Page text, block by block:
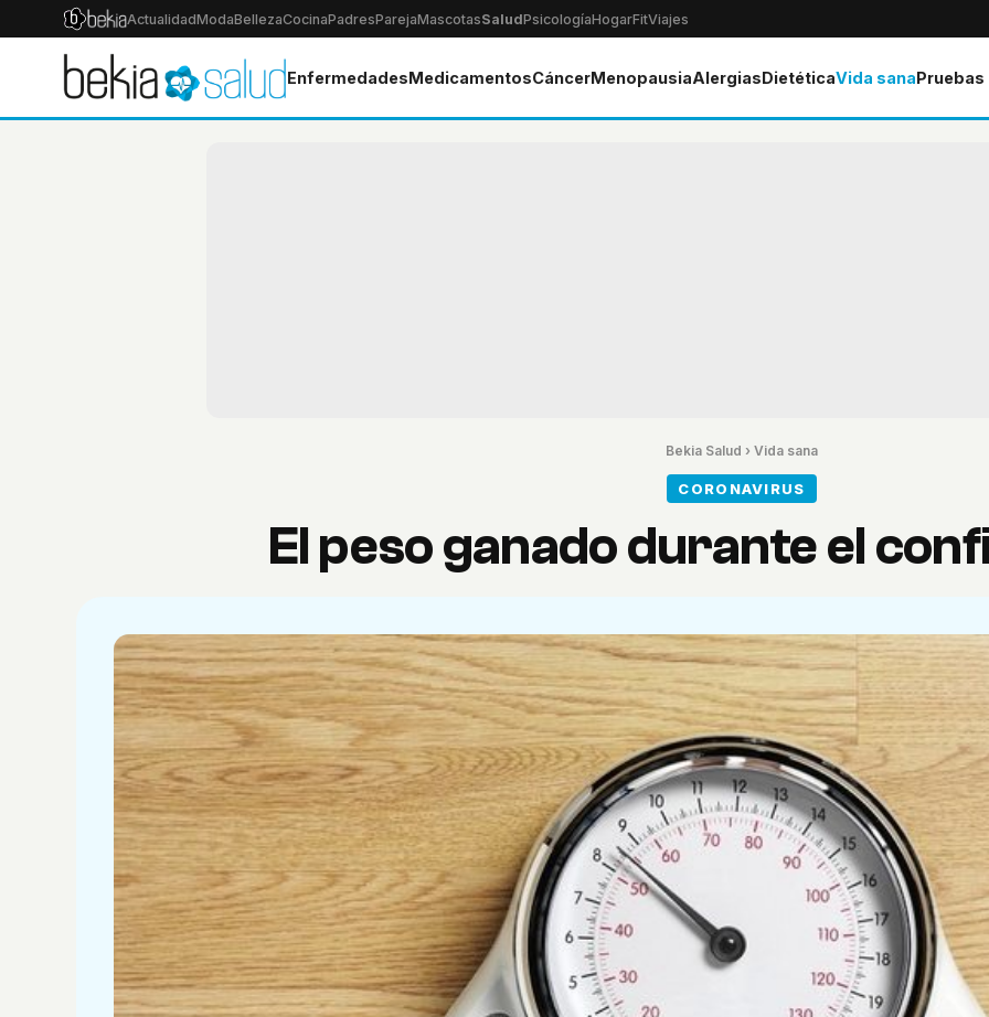
ActualidadModaBellezaCocinaPadresParejaMascotasSaludPsicologíaHogarFitViajes
EnfermedadesMedicamentosCáncerMenopausiaAlergiasDietéticaVida sana
Bekia Salud › Vida sana
CORONAVIRUS
El peso ganado durante el